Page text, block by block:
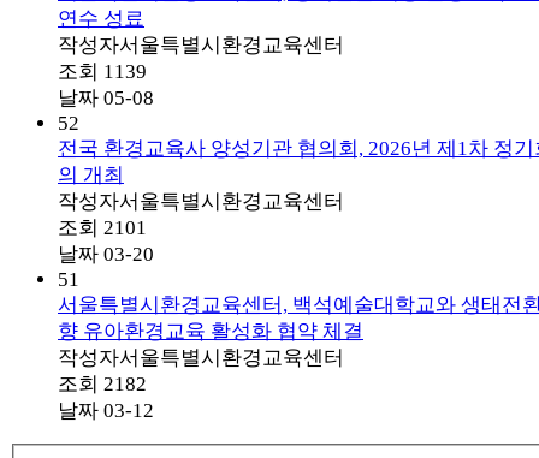
연수 성료
작성자서울특별시환경교육센터
조회 1139
날짜 05-08
52
전국 환경교육사 양성기관 협의회, 2026년 제1차 정기
의 개최
작성자서울특별시환경교육센터
조회 2101
날짜 03-20
51
서울특별시환경교육센터, 백석예술대학교와 생태전
향 유아환경교육 활성화 협약 체결
작성자서울특별시환경교육센터
조회 2182
날짜 03-12